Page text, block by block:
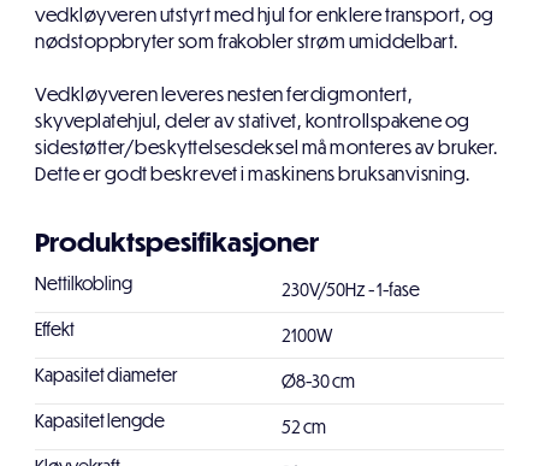
vedkløyveren utstyrt med hjul for enklere transport, og
nødstoppbryter som frakobler strøm umiddelbart.
Vedkløyveren leveres nesten ferdigmontert,
skyveplatehjul, deler av stativet, kontrollspakene og
sidestøtter/beskyttelsesdeksel må monteres av bruker.
Dette er godt beskrevet i maskinens bruksanvisning.
Produktspesifikasjoner
Nettilkobling
230V/50Hz - 1-fase
Effekt
2100W
Kapasitet diameter
Ø8-30 cm
Kapasitet lengde
52 cm